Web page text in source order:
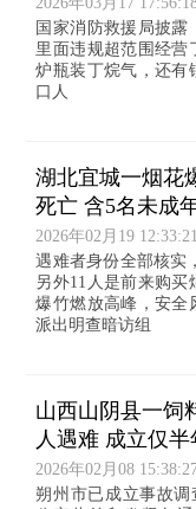
国家消防救援局披露
里面违规超范围经营
炉瓶装丁烷气，还有
口人
湖北宜城一烟花
死亡 含5名未成
2026年02月19 12:33:21
遇难者身份全部核实
另外11人是前来购
爆竹燃放高峰，安全
派出明查暗访组
山西山阴县一饲
人遇难 成立仅半
2026年02月08
朔州市已成立事故